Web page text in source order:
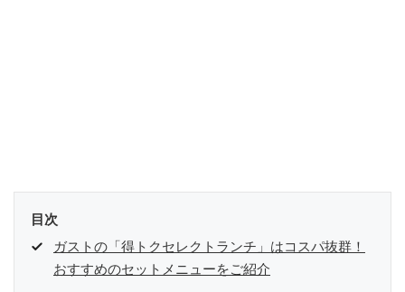
目次
ガストの「得トクセレクトランチ」はコスパ抜群！
おすすめのセットメニューをご紹介